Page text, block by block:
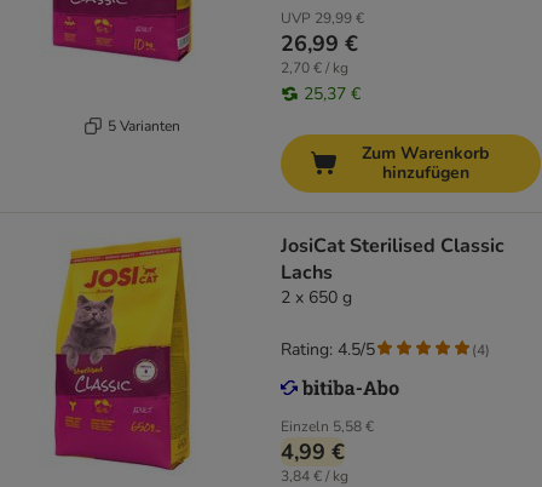
5 Varianten
UVP 29,99 €
26,99 €
2,70 € / kg
25,37 €
Zum Warenkorb
hinzufügen
JosiCat Sterilised Classic
Lachs
2 x 650 g
Einzeln 5,58 €
4,99 €
3,84 € / kg
Rating: 4.5/5 (4)